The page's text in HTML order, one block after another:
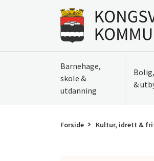
Gå til forsiden
Barnehage,
skole &
utdanning
&
Forside Kultur, idrett &